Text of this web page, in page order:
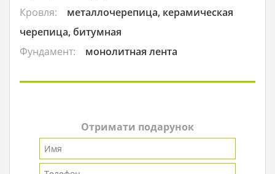
Кровля:
металлочерепица, керамическая
черепица, битумная
Фундамент:
монолитная лента
Отримати подарунок